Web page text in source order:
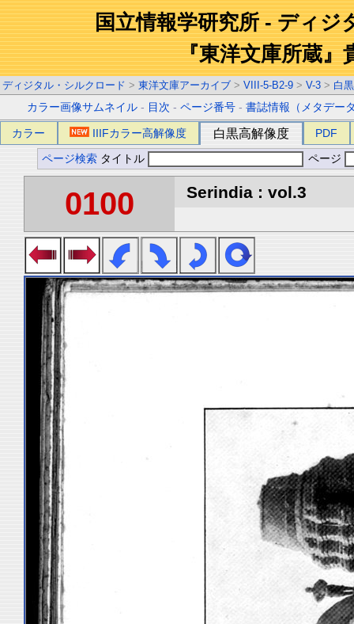
国立情報学研究所 - ディジ
『東洋文庫所蔵』
ディジタル・シルクロード > 東洋文庫アーカイブ > VIII-5-B2-9 > V-3 > 白
カラー画像サムネイル - 目次 -ページ番号 -書誌情報（メタデー
カラー IIIFカラー高解像度 白黒高解像度 PDF
ページ検索 タイトル ページ
0100 Serindia : vol.3